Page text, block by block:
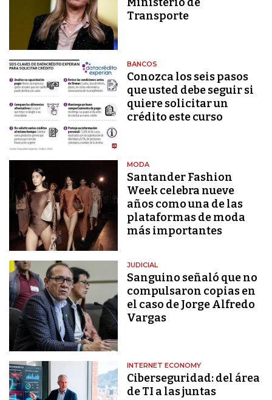
Transporte
BANCOS
Conozca los seis pasos
que usted debe seguir si
quiere solicitar un
crédito este curso
MODA
Santander Fashion
Week celebra nueve
años como una de las
plataformas de moda
más importantes
JUDICIAL
Sanguino señaló que no
compulsaron copias en
el caso de Jorge Alfredo
Vargas
INTERNET ECONOMY
Ciberseguridad: del área
de TI a las juntas